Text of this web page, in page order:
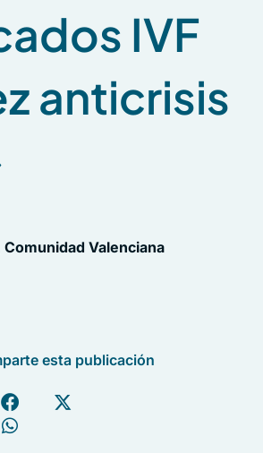
IVF
anticrisis
Valenciana
esta publicación